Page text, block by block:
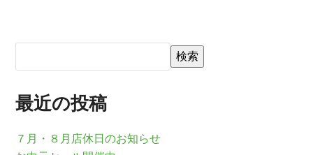
検索
最近の投稿
７月・８月店休日のお知らせ